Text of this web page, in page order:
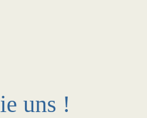
uns !